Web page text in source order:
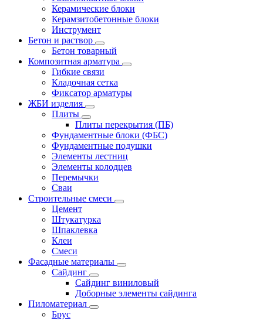
Керамические блоки
Керамзитобетонные блоки
Инструмент
Бетон и раствор
Бетон товарный
Композитная арматура
Гибкие связи
Кладочная сетка
Фиксатор арматуры
ЖБИ изделия
Плиты
Плиты перекрытия (ПБ)
Фундаментные блоки (ФБС)
Фундаментные подушки
Элементы лестниц
Элементы колодцев
Перемычки
Сваи
Строительные смеси
Цемент
Штукатурка
Шпаклевка
Клеи
Смеси
Фасадные материалы
Сайдинг
Сайдинг виниловый
Доборные элементы сайдинга
Пиломатериал
Брус